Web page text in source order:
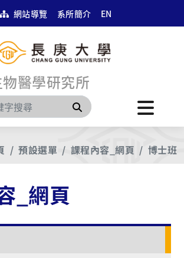
網站導覽 系所簡介 EN
醫學研究所
搜尋
預設選單 課程內容_網頁 博士班
_網頁